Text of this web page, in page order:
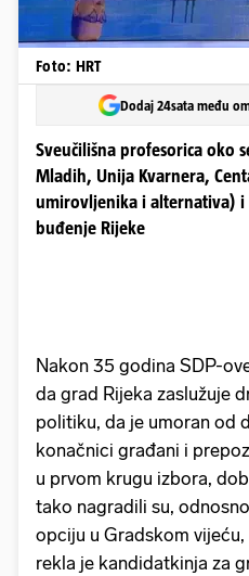
Foto: HRT
Dodaj 24sata među
Sveučilišna profesorica oko
Mladih, Unija Kvarnera,
umirovljenika i alternativa) i
buđenje Rijeke
Nakon 35 godina SDP-
da grad Rijeka zaslužuje
politiku, da je umoran od
konačnici građani i
u prvom krugu izbora,
tako nagradili su,
opciju u Gradskom vijeću,
rekla je kandidatkinja za